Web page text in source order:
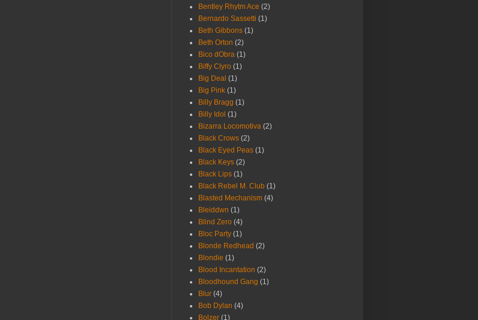
Bentley Rhytm Ace (2)
Bernardo Sassetti (1)
Beth Gibbons (1)
Beth Orton (2)
Bico dObra (1)
Biffy Clyro (1)
Big Deal (1)
Big Pink (1)
Billy Bragg (1)
Billy Idol (1)
Bizarra Locomotiva (2)
Black Crows (2)
Black Eyed Peas (1)
Black Keys (2)
Black Lips (1)
Black Rebel M. Club (1)
Blasted Mechanism (4)
Bleiddwn (1)
Blind Zero (4)
Bloc Party (1)
Blonde Redhead (2)
Blondie (1)
Blood Incantation (2)
Bloodhound Gang (1)
Blur (4)
Bob Dylan (4)
Bolzer (1)